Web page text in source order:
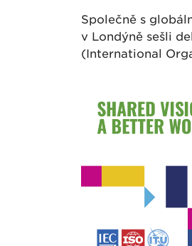
Společně s
v Londýně sešli
(International